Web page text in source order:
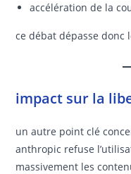
accélération de la
ce débat dépasse donc
impact sur la
un autre point clé
anthropic refuse
massivement les